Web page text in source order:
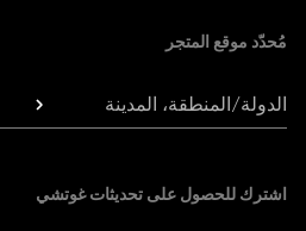
مُحدّد موقع المتجر
الدولة/المنطقة، المدينة
اشترك للحصول على تحديثات غوتشي